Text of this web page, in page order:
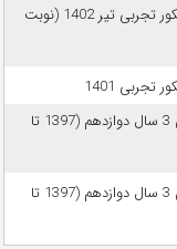
سوالات و پاسخ تشریحی کنکور تجربی تیر 1402 (نوبت
1401
سوالات امتحان نهایی فارسی 3 سال دوازدهم (1397 تا
سوالات امتحان نهایی شیمی 3 سال دوازدهم (1397 تا